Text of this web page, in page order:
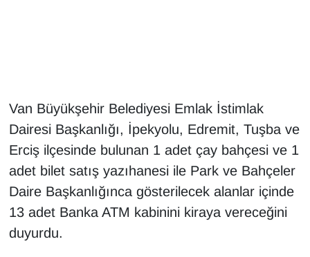
Van Büyükşehir Belediyesi Emlak İstimlak
Dairesi Başkanlığı, İpekyolu, Edremit, Tuşba ve
Erciş ilçesinde bulunan 1 adet çay bahçesi ve 1
adet bilet satış yazıhanesi ile Park ve Bahçeler
Daire Başkanlığınca gösterilecek alanlar içinde
13 adet Banka ATM kabinini kiraya vereceğini
duyurdu.
HABERDE İNSAN
İngilizce
Kadın
Kamu Alımları